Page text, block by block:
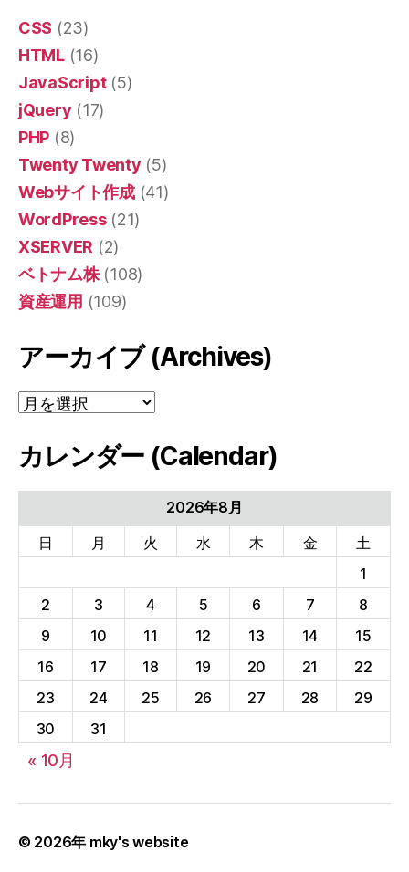
CSS (23)
HTML(16)
JavaScript(5)
jQuery (17)
PHP (8)
Twenty Twenty (5)
Webサイト作成(41)
WordPress(21)
XSERVER (2)
ベトナム株(108)
資産運用 (109)
アーカイブ (Archives)
ア
イ
カレンダー (Calendar)
2026年8月
日
月 火 水 木 金
土
1
2
3 4 5 6 7
8
9
10 11 12 13 14
15
16
17 18 19 20 21
22
23
24 25 26 27 28
29
30
31
« 10月
© 2026年 mky's website